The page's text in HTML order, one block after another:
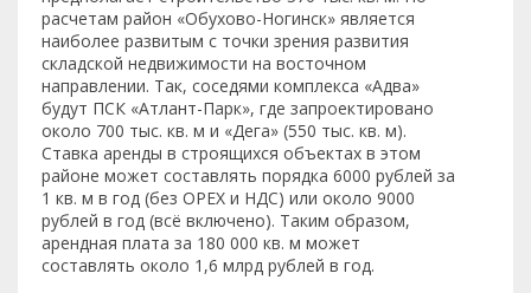
расчетам район «Обухово-Ногинск» является
наиболее развитым с точки зрения развития
складской недвижимости на восточном
направлении. Так, соседями комплекса «Адва»
будут ПСК «Атлант-Парк», где запроектировано
около 700 тыс. кв. м и «Дега» (550 тыс. кв. м).
Ставка аренды в строящихся объектах в этом
районе может составлять порядка 6000 рублей за
1 кв. м в год (без ОРЕХ и НДС) или около 9000
рублей в год (всё включено). Таким образом,
арендная плата за 180 000 кв. м может
составлять около 1,6 млрд рублей в год.